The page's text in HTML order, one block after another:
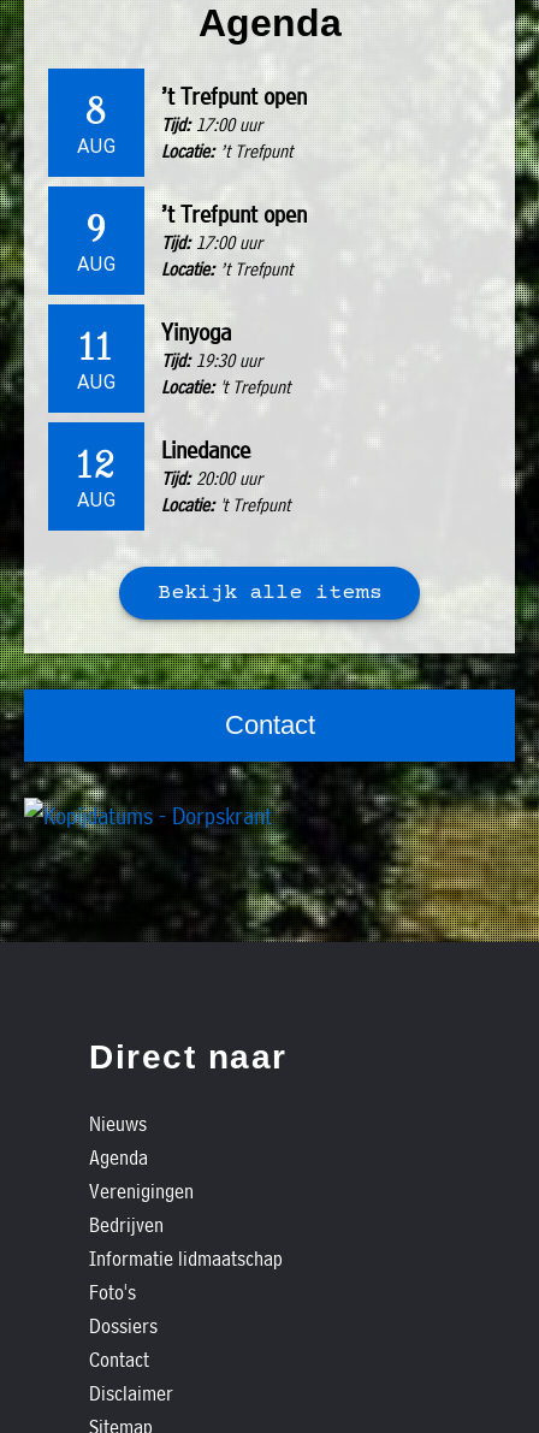
Agenda
8
AUG
’t Trefpunt open
Tijd: 17:00 uur
Locatie: ’t Trefpunt
9
AUG
’t Trefpunt open
Tijd: 17:00 uur
Locatie: ’t Trefpunt
11
AUG
Yinyoga
Tijd: 19:30 uur
Locatie: 't Trefpunt
12
AUG
Linedance
Tijd: 20:00 uur
Locatie: 't Trefpunt
Bekijk alle items
Contact
Direct naar
Nieuws
Agenda
Verenigingen
Bedrijven
Informatie lidmaatschap
Foto's
Dossiers
Contact
Disclaimer
Sitemap